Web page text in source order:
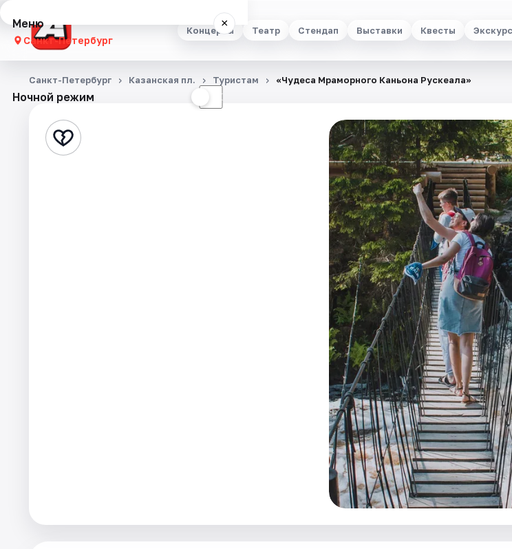
Концерты Театр Стендап Выставки Квесты
Меню ×
Санкт-Петербург
Концерты
Стендап
Ночной режим ☾
Санкт-Петербург Казанская пл. Туристам «Чудеса Мраморного Каньона Рускеала»